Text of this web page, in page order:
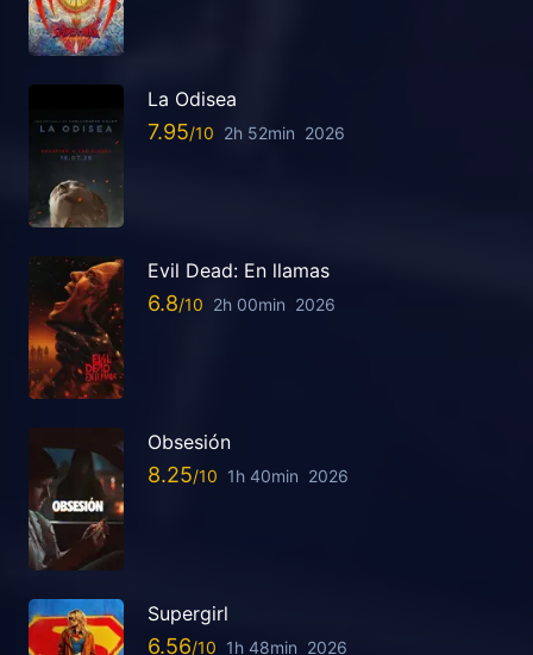
La Odisea
7.95 2h 52min 2026
Evil Dead: En llamas
6.8 2h 00min 2026
Obsesión
8.25 1h 40min 2026
Supergirl
6.56 1h 48min 2026